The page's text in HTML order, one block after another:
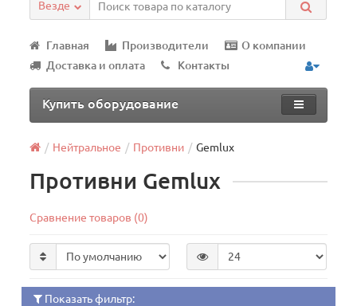
Везде
Главная Производители
О компании
Доставка и оплата
Контакты
Купить оборудование
Нейтральное Противни Gemlux
Противни Gemlux
Сравнение товаров (0)
Показать фильтр: